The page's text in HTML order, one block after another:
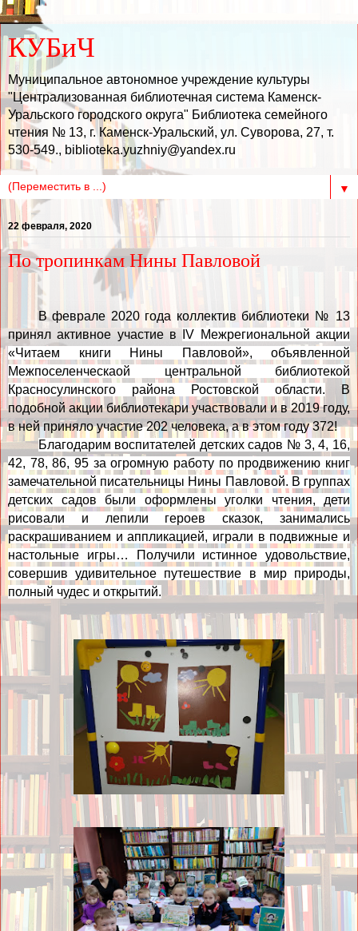
КУБиЧ
Муниципальное автономное учреждение культуры
"Централизованная библиотечная система Каменск-
Уральского городского округа" Библиотека семейного
чтения № 13, г. Каменск-Уральский, ул. Суворова, 27, т.
530-549., biblioteka.yuzhniy@yandex.ru
▼
22 февраля, 2020
По тропинкам Нины Павловой
В феврале 2020 года коллектив библиотеки № 13
принял активное участие в
IV Межрегиональной акции
«Читаем книги Нины Павловой», объявленной
Межпоселенческаой центральной библиотекой
Красносулинского района Ростовской области. В
подобной акции библиотекари участвовали и в 2019 году,
в ней приняло участие 202 человека, а в этом году 372!
Благодарим воспитателей детских садов № 3, 4, 16,
42, 78, 86, 95 за огромную работу по продвижению книг
замечательной писательницы Нины Павловой. В группах
детских садов были оформлены уголки чтения, дети
рисовали и лепили героев сказок, занимались
раскрашиванием и аппликацией, играли в подвижные и
настольные игры… Получили истинное удовольствие,
совершив удивительное путешествие в мир природы,
полный чудес и открытий.